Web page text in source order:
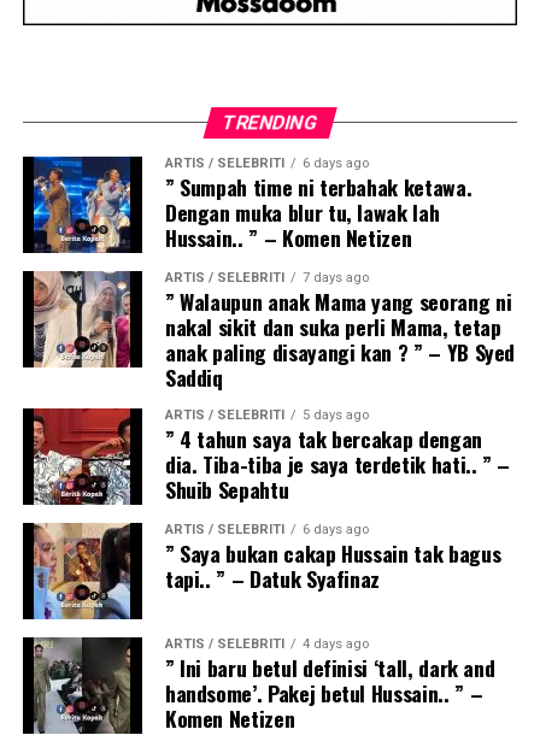
TRENDING
ARTIS / SELEBRITI 6 days ago
” Sumpah time ni terbahak ketawa.
Dengan muka blur tu, lawak lah
Hussain.. ” – Komen Netizen
ARTIS / SELEBRITI 7 days ago
” Walaupun anak Mama yang seorang ni
nakal sikit dan suka perli Mama, tetap
anak paling disayangi kan ? ” – YB Syed
Saddiq
ARTIS / SELEBRITI 5 days ago
” 4 tahun saya tak bercakap dengan
dia. Tiba-tiba je saya terdetik hati.. ” –
Shuib Sepahtu
ARTIS / SELEBRITI 6 days ago
” Saya bukan cakap Hussain tak bagus
tapi.. ” – Datuk Syafinaz
ARTIS / SELEBRITI 4 days ago
” Ini baru betul definisi ‘tall, dark and
handsome’. Pakej betul Hussain.. ” –
Komen Netizen